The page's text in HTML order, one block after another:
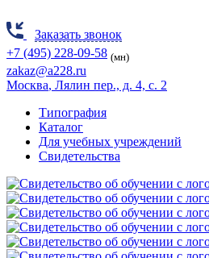
Заказать звонок
+7 (495) 228-09-58 (мн)
zakaz@a228.ru
Москва, Лялин пер., д. 4, с. 2
Типография
Каталог
Для учебных учреждений
Свидетельства